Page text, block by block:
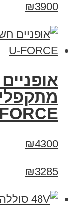
₪3900
FORCE
₪4300
₪3285